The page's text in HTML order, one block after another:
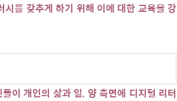
를 갖추게 하기 위해 이에 대한 교육을 강
이 개인의 삶과 일, 양 측면에 디지털 리터